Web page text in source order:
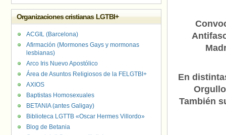
En
También
Organizaciones cristianas LGTBI+
ACGIL (Barcelona)
Afirmación (Mormones Gays y mormonas
lesbianas)
Arco Iris Nuevo Apostólico
Área de Asuntos Religiosos de la FELGTBI+
AXIOS
Baptistas Homosexuales
BETANIA (antes Galigay)
Biblioteca LGTTB «Oscar Hermes Villordo»
Blog de Betania